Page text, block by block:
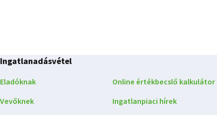
Ingatlanadásvétel
Eladóknak
Vevőknek
Online értékbecslő kalkulátor
Ingatlanpiaci hírek